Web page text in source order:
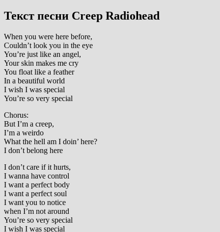
Текст песни Creep Radiohead
When you were here before,
Couldn’t look you in the eye
You’re just like an angel,
Your skin makes me cry
You float like a feather
In a beautiful world
I wish I was special
You’re so very special
Chorus:
But I’m a creep,
I’m a weirdo
What the hell am I doin’ here?
I don’t belong here
I don’t care if it hurts,
I wanna have control
I want a perfect body
I want a perfect soul
I want you to notice
when I’m not around
You’re so very special
I wish I was special